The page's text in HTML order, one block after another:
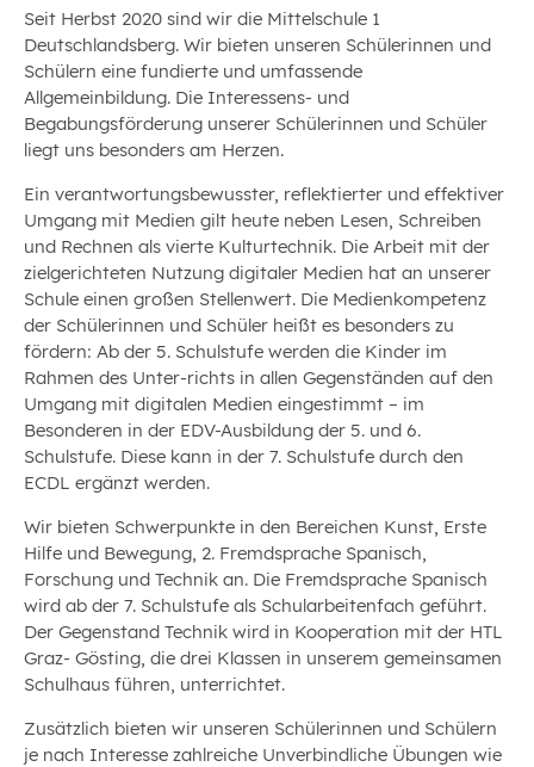
Seit Herbst 2020 sind wir die Mittelschule 1
Deutschlandsberg. Wir bieten unseren Schülerinnen und
Schülern eine fundierte und umfassende
Allgemeinbildung. Die Interessens- und
Begabungsförderung unserer Schülerinnen und Schüler
liegt uns besonders am Herzen.
Ein verantwortungsbewusster, reflektierter und effektiver
Umgang mit Medien gilt heute neben Lesen, Schreiben
und Rechnen als vierte Kulturtechnik. Die Arbeit mit der
zielgerichteten Nutzung digitaler Medien hat an unserer
Schule einen großen Stellenwert. Die Medienkompetenz
der Schülerinnen und Schüler heißt es besonders zu
fördern: Ab der 5. Schulstufe werden die Kinder im
Rahmen des Unter-richts in allen Gegenständen auf den
Umgang mit digitalen Medien eingestimmt – im
Besonderen in der EDV-Ausbildung der 5. und 6.
Schulstufe. Diese kann in der 7. Schulstufe durch den
ECDL ergänzt werden.
Wir bieten Schwerpunkte in den Bereichen Kunst, Erste
Hilfe und Bewegung, 2. Fremdsprache Spanisch,
Forschung und Technik an. Die Fremdsprache Spanisch
wird ab der 7. Schulstufe als Schularbeitenfach geführt.
Der Gegenstand Technik wird in Kooperation mit der HTL
Graz- Gösting, die drei Klassen in unserem gemeinsamen
Schulhaus führen, unterrichtet.
Zusätzlich bieten wir unseren Schülerinnen und Schülern
je nach Interesse zahlreiche Unverbindliche Übungen wie